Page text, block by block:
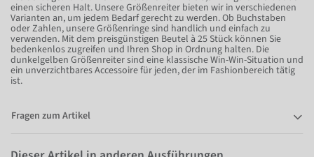
einen sicheren Halt. Unsere Größenreiter bieten wir in verschiedenen
Varianten an, um jedem Bedarf gerecht zu werden. Ob Buchstaben
oder Zahlen, unsere Größenringe sind handlich und einfach zu
verwenden. Mit dem preisgünstigen Beutel à 25 Stück können Sie
bedenkenlos zugreifen und Ihren Shop in Ordnung halten. Die
dunkelgelben Größenreiter sind eine klassische Win-Win-Situation und
ein unverzichtbares Accessoire für jeden, der im Fashionbereich tätig
ist.
Fragen zum Artikel